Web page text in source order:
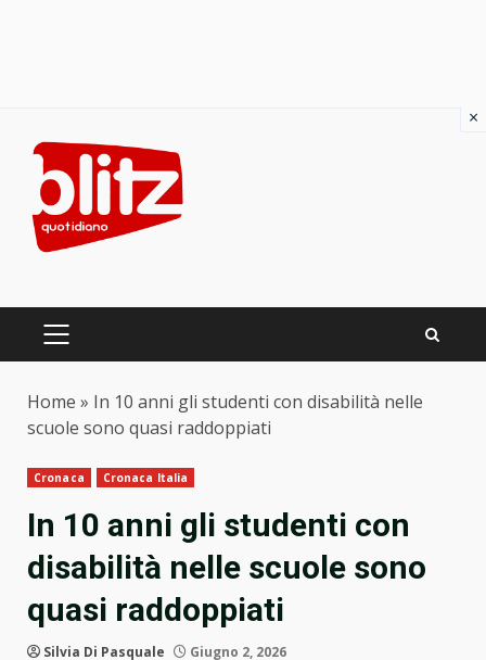
content
PRIMARY
Home » In 10 anni gli studenti con disabilità nelle
scuole sono quasi raddoppiati
Cronaca Cronaca Italia
In 10 anni gli studenti con
disabilità nelle scuole sono
quasi raddoppiati
Silvia Di Pasquale Giugno 2, 2026
×